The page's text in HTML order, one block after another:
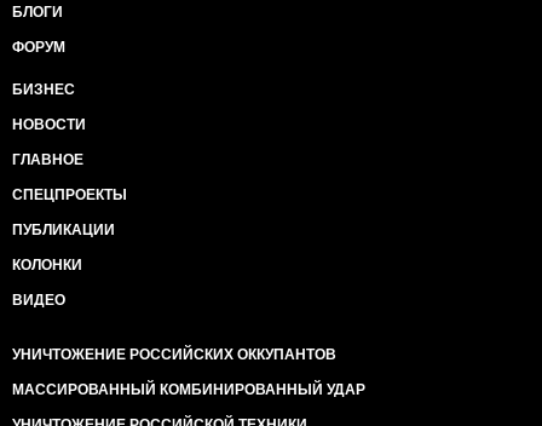
БЛОГИ
ФОРУМ
БИЗНЕС
НОВОСТИ
ГЛАВНОЕ
СПЕЦПРОЕКТЫ
ПУБЛИКАЦИИ
КОЛОНКИ
ВИДЕО
УНИЧТОЖЕНИЕ РОССИЙСКИХ ОККУПАНТОВ
МАССИРОВАННЫЙ КОМБИНИРОВАННЫЙ УДАР